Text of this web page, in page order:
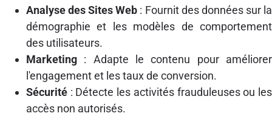
Analyse des Sites Web : Fournit des données sur la
démographie et les modèles de comportement
des utilisateurs.
Marketing: Adapte le contenu pour améliorer
l'engagement et les taux de conversion.
Sécurité: Détecte les activités frauduleuses ou les
accès non autorisés.